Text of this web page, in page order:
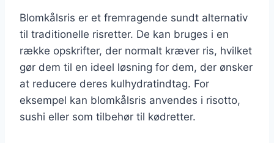
Blomkålsris er et fremragende sundt alternativ
til traditionelle risretter. De kan bruges i en
række opskrifter, der normalt kræver ris, hvilket
gør dem til en ideel løsning for dem, der ønsker
at reducere deres kulhydratindtag. For
eksempel kan blomkålsris anvendes i risotto,
sushi eller som tilbehør til kødretter.